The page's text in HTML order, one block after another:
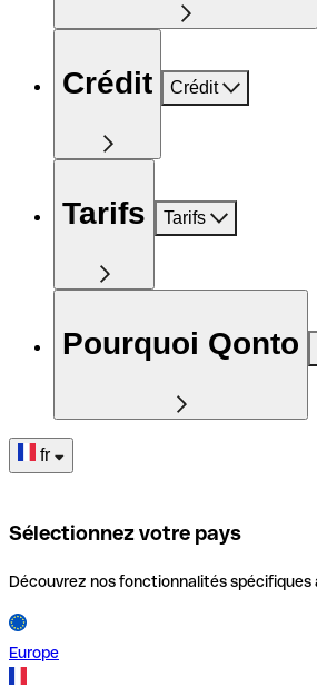
Crédit Crédit
Tarifs Tarifs
Pourquoi Qonto
fr
Sélectionnez votre pays
Découvrez nos fonctionnalités spécifiques
Europe